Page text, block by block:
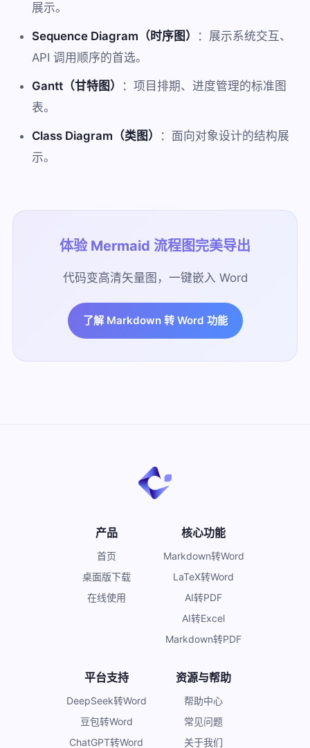
展示。
Sequence Diagram（时序图）
：展示系统交互、
API 调用顺序的首选。
Gantt（甘特图）
：项目排期、进度管理的标准图
表。
Class Diagram（类图）
：面向对象设计的结构展
示。
体验 Mermaid 流程图完美导出
代码变高清矢量图，一键嵌入 Word
了解 Markdown 转 Word 功能
产品
首页
桌面版下载
在线使用
核心功能
Markdown转Word
LaTeX转Word
AI转PDF
AI转Excel
Markdown转PDF
平台支持
DeepSeek转Word
豆包转Word
ChatGPT转Word
资源与帮助
帮助中心
常见问题
关于我们